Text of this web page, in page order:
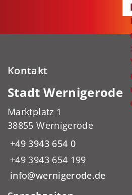
l
:
Kontakt
Stadt Wernigerode
Marktplatz 1
38855 Wernigerode
+49 3943 654 0
+49 3943 654 199
info@wernigerode.de